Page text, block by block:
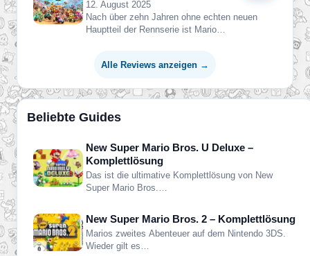
12. August 2025
Nach über zehn Jahren ohne echten neuen
Hauptteil der Rennserie ist Mario…
Alle Reviews anzeigen →
Beliebte Guides
New Super Mario Bros. U Deluxe –
Komplettlösung
Das ist die ultimative Komplettlösung von New
Super Mario Bros.…
New Super Mario Bros. 2 – Komplettlösung
Marios zweites Abenteuer auf dem Nintendo 3DS.
Wieder gilt es…